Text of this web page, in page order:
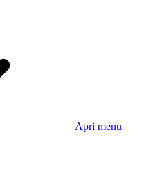
Apri menu